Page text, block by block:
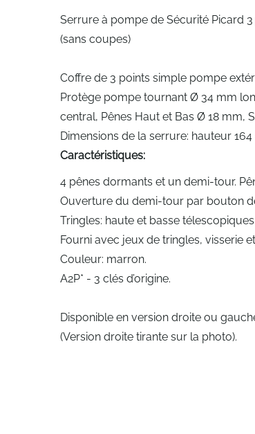
Serrure à pompe de Sécurité Picard 3
(sans coupes)
Coffre de 3 points simple pompe
Protège pompe tournant Ø 34 mm
central, Pênes Haut et Bas Ø 18 mm,
Dimensions de la serrure: hauteur
Caractéristiques:
4 pênes dormants et un demi-tour.
Ouverture du demi-tour par bouton
Tringles: haute et basse
Fourni avec jeux de tringles, visserie
Couleur: marron.
A2P* - 3 clés d’origine.
Disponible en version droite ou
(Version droite tirante sur la photo).